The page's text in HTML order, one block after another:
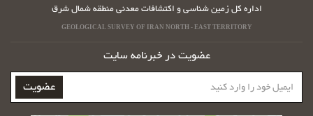
اداره کل زمین شناسی و اکتشافات معدنی منطقه شمال شرق
GEOLOGICAL SURVEY OF IRAN NORTH - EAST TERRITORY
عضویت در خبرنامه سایت
ایمیل
خود
را
عضویت